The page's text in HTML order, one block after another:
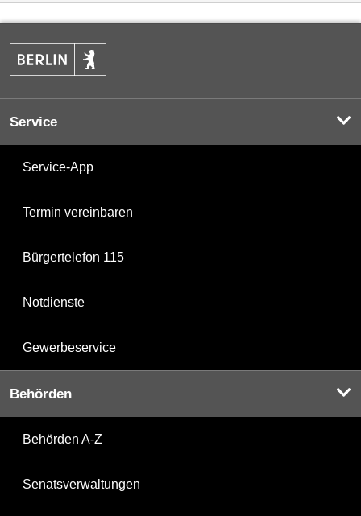
Service
Service-App
Termin vereinbaren
Bürgertelefon 115
Notdienste
Gewerbeservice
Behörden
Behörden A-Z
Senatsverwaltungen